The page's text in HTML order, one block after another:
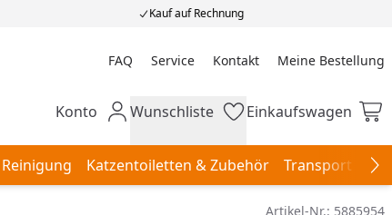
Kauf auf Rechnung
FAQ Service Kontakt Meine Bestellung
Meine Bestellung
Mein Konto
Konto Wunschliste
Wunschliste Einkaufswagen
Einkaufswagen
Katzentoiletten & Zubehör Transport &
Artikel-Nr.: 5885954